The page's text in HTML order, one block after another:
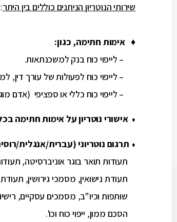
שירותי הנוטריון הניתנים כוללים בין היתר:
♦אימות חתימה, כגון:
– לייפוי כוח בנק למשכנתאות.
– לייפוי כוח לפעולות של עורך
– לייפוי כוח כללי או ספציפי (אדם
♦ אישורי נוטריון על אימות
♦ תרגום נוטריוני (עברית/אנגלית/
תעודות תואר בוגר אוניברסיטה,
תעודת נישואין, מסמכי גירושין,
שותפות וכיו"ב, מסמכים עסקיים,
הסכם ממון, ייפוי כוח וכו'.